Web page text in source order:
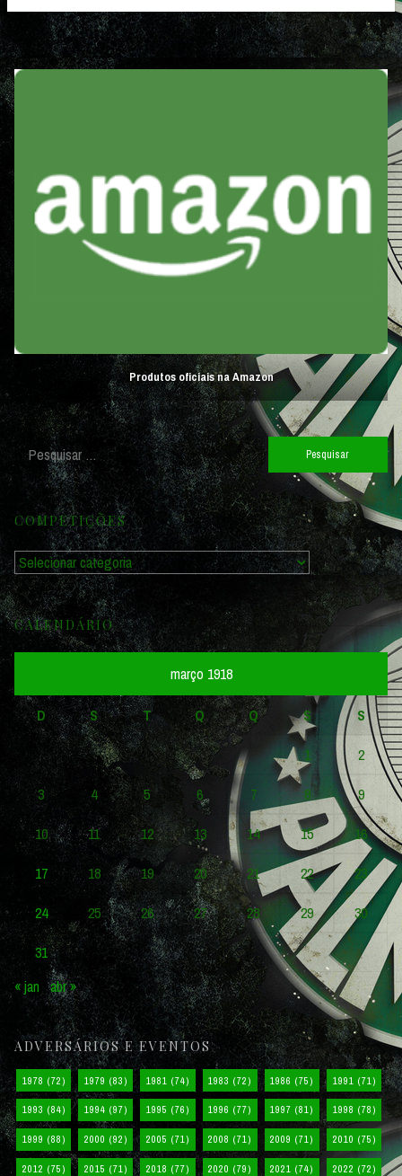
Produtos oficiais na Amazon
Pesquisar
por:
COMPETIÇÕES
Competições
CALENDÁRIO
março 1918
D S T Q Q S
S
1
2
3
4 5 6 7 8
9
10
11 12 13 14 15
16
17
18 19 20 21 22
23
24
25 26 27 28 29
30
31
« jan abr »
ADVERSÁRIOS E EVENTOS
1978 (72) 1979 (83) 1981 (74) 1983 (72) 1986 (75) 1991 (71)
1993 (84) 1994 (97) 1995 (76) 1996 (77) 1997 (81) 1998 (78)
1999 (88) 2000 (92) 2005 (71) 2008 (71) 2009 (71) 2010 (75)
2012 (75) 2015 (71) 2018 (77) 2020 (79) 2021 (74) 2022 (72)